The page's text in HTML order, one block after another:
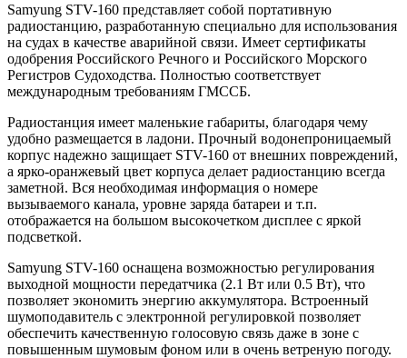
Samyung STV-160 представляет собой портативную
радиостанцию, разработанную специально для использования
на судах в качестве аварийной связи. Имеет сертификаты
одобрения Российского Речного и Российского Морского
Регистров Судоходства. Полностью соответствует
международным требованиям ГМССБ.
Радиостанция имеет маленькие габариты, благодаря чему
удобно размещается в ладони. Прочный водонепроницаемый
корпус надежно защищает STV-160 от внешних повреждений,
а ярко-оранжевый цвет корпуса делает радиостанцию всегда
заметной. Вся необходимая информация о номере
вызываемого канала, уровне заряда батареи и т.п.
отображается на большом высокочетком дисплее с яркой
подсветкой.
Samyung STV-160 оснащена возможностью регулирования
выходной мощности передатчика (2.1 Вт или 0.5 Вт), что
позволяет экономить энергию аккумулятора. Встроенный
шумоподавитель с электронной регулировкой позволяет
обеспечить качественную голосовую связь даже в зоне с
повышенным шумовым фоном или в очень ветреную погоду.